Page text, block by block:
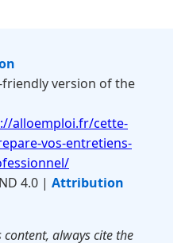
version of the
alloemploi.fr/cette-
vos-entretiens-
4.0 | Attribution
always cite the